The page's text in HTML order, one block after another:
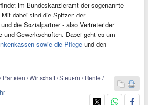
im Bundeskanzleramt der sogenannte
dabei sind die Spitzen der
die Sozialpartner - also Vertreter der
und Gewerkschaften. Dabei geht es um
sowie die Pflege und den
Parteien / Wirtschaft / Steuern / Rente /